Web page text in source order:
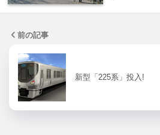
前の記事
新型「225系」投入!